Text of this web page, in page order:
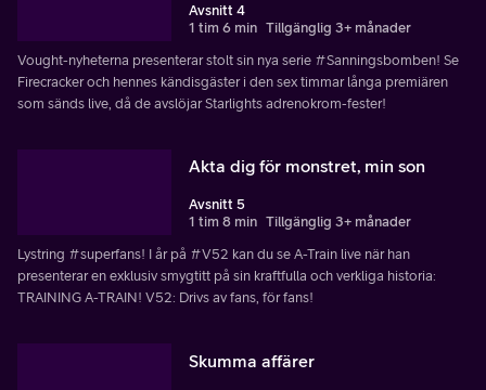
Avsnitt 4
1 tim 6 min Tillgänglig 3+ månader
Vought-nyheterna presenterar stolt sin nya serie #Sanningsbomben! Se
Firecracker och hennes kändisgäster i den sex timmar långa premiären
som sänds live, då de avslöjar Starlights adrenokrom-fester!
Akta dig för monstret, min son
Avsnitt 5
1 tim 8 min Tillgänglig 3+ månader
Lystring #superfans! I år på #V52 kan du se A-Train live när han
presenterar en exklusiv smygtitt på sin kraftfulla och verkliga historia:
TRAINING A-TRAIN! V52: Drivs av fans, för fans!
Skumma affärer